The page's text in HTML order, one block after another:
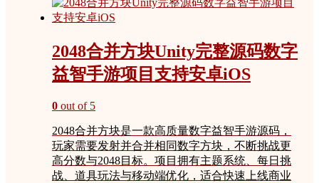
2048合并方块Unity完整源码数字
益智手游项目支持安卓iOS
0 out of 5
2048合并方块是一款高质量数字益智手游源码，
玩家需要发射并合并相同数字方块，不断挑战更
高分数与2048目标。项目拥有主题系统、每日挑
战、道具玩法与移动端优化，适合快速上线商业